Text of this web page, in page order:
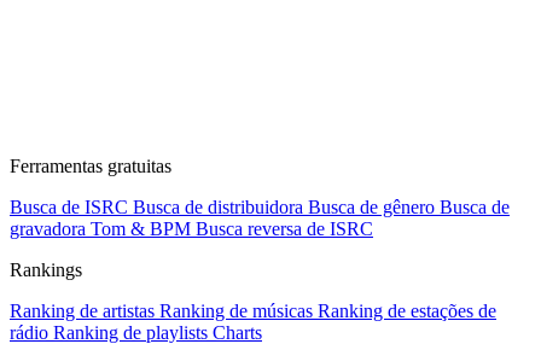
Ferramentas gratuitas
Busca de ISRC Busca de distribuidora Busca de gênero Busca de
gravadora Tom & BPM Busca reversa de ISRC
Rankings
Ranking de artistas Ranking de músicas Ranking de estações de
rádio Ranking de playlists Charts